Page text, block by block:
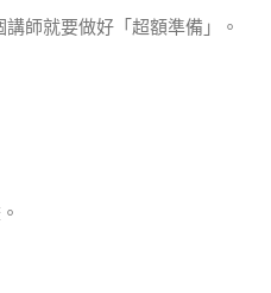
師就要做好「超額準備」。